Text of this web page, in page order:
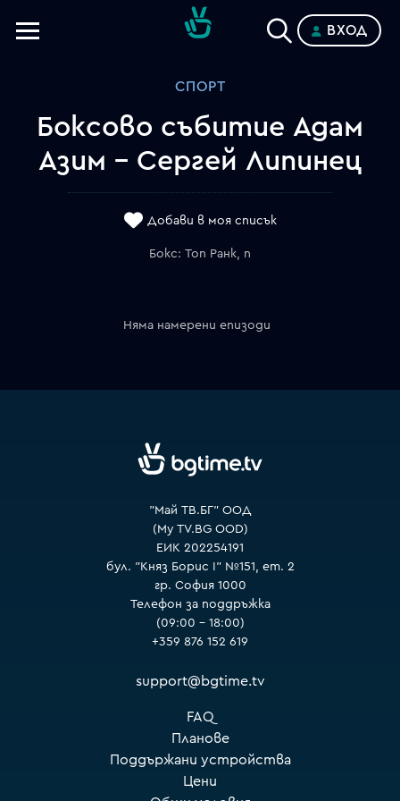
Планове
ВХОД
СПОРТ
Боксово събитие Адам
Азим - Сергей Липинец
Добави в моя списък
Бокс: Топ Ранк, n
Няма намерени епизоди
"Май ТВ.БГ" ООД
(My TV.BG OOD)
ЕИК 202254191
бул. "Княз Борис I" №151, ет. 2
гр. София 1000
Телефон за поддръжка
(09:00 – 18:00)
+359 876 152 619
support@bgtime.tv
FAQ
Планове
Поддържани устройства
Цени